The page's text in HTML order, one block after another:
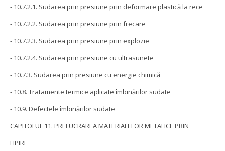
- 10.7.2.1. Sudarea prin presiune prin deformare plastică la rece
- 10.7.2.2. Sudarea prin presiune prin frecare
- 10.7.2.3. Sudarea prin presiune prin explozie
- 10.7.2.4. Sudarea prin presiune cu ultrasunete
- 10.7.3. Sudarea prin presiune cu energie chimică
- 10.8. Tratamente termice aplicate îmbinărilor sudate
- 10.9. Defectele îmbinărilor sudate
CAPITOLUL 11. PRELUCRAREA MATERIALELOR METALICE PRIN
LIPIRE